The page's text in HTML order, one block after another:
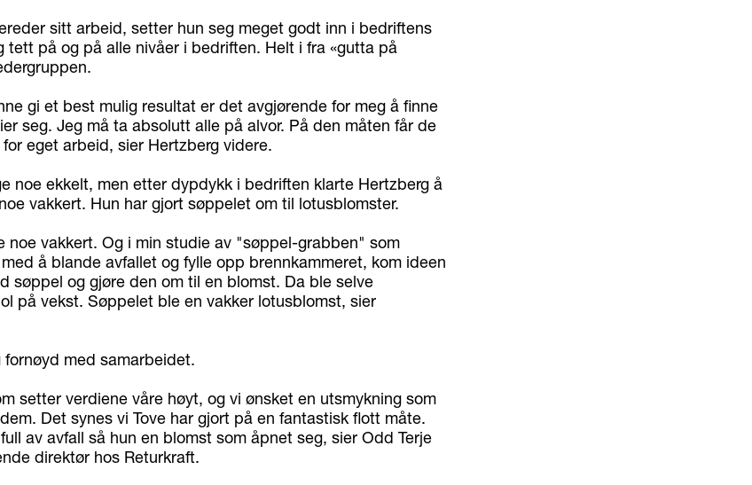
sitt arbeid, setter hun seg meget godt inn i bedriftens
tett på og på alle nivåer i bedriften. Helt i fra «gutta på
gi et best mulig resultat er det avgjørende for meg å finne
seg. Jeg må ta absolutt alle på alvor. På den måten får de
eget arbeid, sier Hertzberg videre.
noe ekkelt, men etter dypdykk i bedriften klarte Hertzberg å
vakkert. Hun har gjort søppelet om til lotusblomster.
noe vakkert. Og i min studie av "søppel-grabben" som
å blande avfallet og fylle opp brennkammeret, kom ideen
søppel og gjøre den om til en blomst. Da ble selve
på vekst. Søppelet ble en vakker lotusblomst, sier
med samarbeidet.
setter verdiene våre høyt, og vi ønsket en utsmykning som
Det synes vi Tove har gjort på en fantastisk flott måte.
av avfall så hun en blomst som åpnet seg, sier Odd Terje
direktør hos Returkraft.